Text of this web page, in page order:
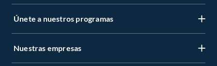
Únete a nuestros programas
Nuestras empresas